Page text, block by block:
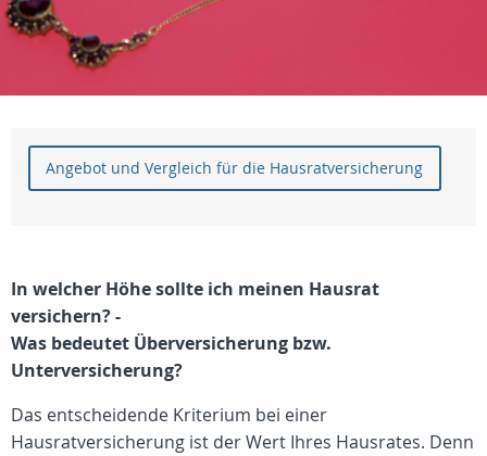
Angebot und Vergleich für die Hausratversicherung
In welcher Höhe sollte ich meinen Hausrat
versichern? -
Was bedeutet Überversicherung bzw.
Unterversicherung?
Das entscheidende Kriterium bei einer
Hausratversicherung ist der Wert Ihres Hausrates. Denn